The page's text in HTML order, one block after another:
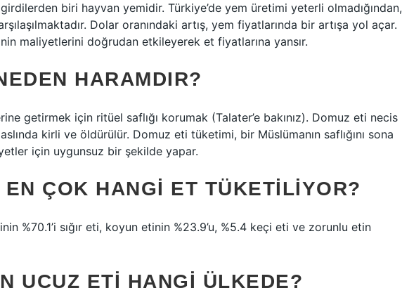
biri hayvan yemidir. Türkiye’de yem üretimi yeterli olmadığından,
Dolar oranındaki artış, yem fiyatlarında bir artışa yol açar.
maliyetlerini doğrudan etkileyerek et fiyatlarına yansır.
HARAMDIR?
getirmek için ritüel saflığı korumak (Talater’e bakınız). Domuz eti necis
aslında kirli ve öldürülür. Domuz eti tüketimi, bir Müslümanın saflığını sona
için uygunsuz bir şekilde yapar.
EN ÇOK HANGI ET TÜKETILIYOR?
%70.1’i sığır eti, koyun etinin %23.9’u, %5.4 keçi eti ve zorunlu etin
UCUZ ETI HANGI ÜLKEDE?